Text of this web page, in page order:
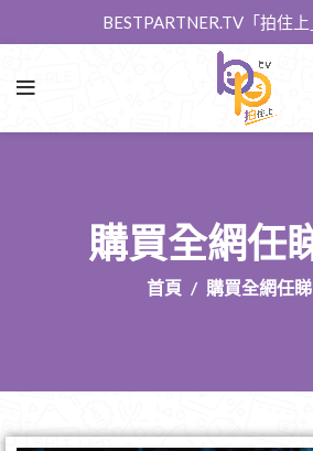
BESTPARTNER.TV「拍住
購買全網任
首頁 購買全網任